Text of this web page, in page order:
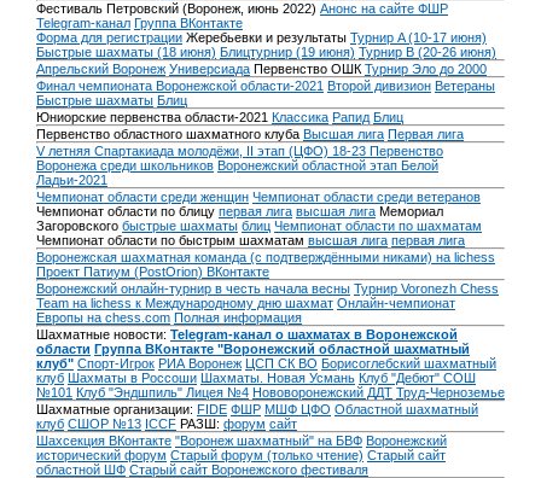
Фестиваль Петровский (Воронеж, июнь 2022) Анонс на сайте ФШР
Telegram-канал Группа ВКонтакте
Форма для регистрации Жеребьевки и результаты Турнир A (10-17 июня)
Быстрые шахматы (18 июня) Блицтурнир (19 июня) Турнир B (20-26 июня)
Апрельский Воронеж Универсиада Первенство ОШК Турнир Эло до 2000
Финал чемпионата Воронежской области-2021 Второй дивизион Ветераны
Быстрые шахматы Блиц
Юниорские первенства области-2021 Классика Рапид Блиц
Первенство областного шахматного клуба Высшая лига Первая лига
V летняя Спартакиада молодёжи, II этап (ЦФО) 18-23 Первенство
Воронежа среди школьников Воронежский областной этап Белой
Ладьи-2021
Чемпионат области среди женщин Чемпионат области среди ветеранов
Чемпионат области по блицу первая лига высшая лига Мемориал
Загоровского быстрые шахматы блиц Чемпионат области по шахматам
Чемпионат области по быстрым шахматам высшая лига первая лига
Воронежская шахматная команда (с подтверждёнными никами) на lichess
Проект Патиум (PostOrion) ВКонтакте
Воронежский онлайн-турнир в честь начала весны Турнир Voronezh Chess
Team на lichess к Международному дню шахмат Онлайн-чемпионат
Европы на chess.com Полная информация
Шахматные новости: Telegram-канал о шахматах в Воронежской
области Группа ВКонтакте "Воронежский областной шахматный
клуб" Спорт-Игрок РИА Воронеж ЦСП СК ВО Борисоглебский шахматный
клуб Шахматы в Россоши Шахматы. Новая Усмань Клуб "Дебют" СОШ
№101 Клуб "Эндшпиль" Лицея №4 Нововоронежский ДДТ Труд-Черноземье
Шахматные организации: FIDE ФШР МШФ ЦФО Областной шахматный
клуб СШОР №13 ICCF РАЗШ: форум сайт
Шахсекция ВКонтакте "Воронеж шахматный" на БВФ Воронежский
исторический форум Cтарый форум (только чтение) Старый сайт
областной ШФ Старый сайт Воронежского фестиваля